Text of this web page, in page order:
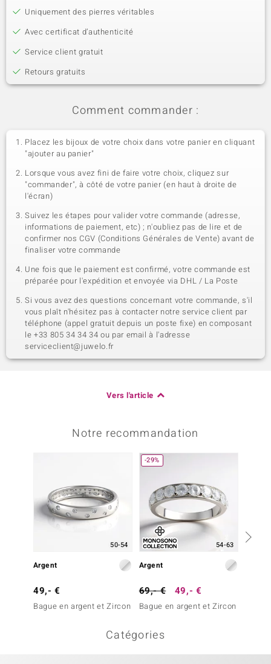
Uniquement des pierres véritables
Avec certificat d’authenticité
Service client gratuit
Retours gratuits
Comment commander :
Placez les bijoux de votre choix dans votre panier en cliquant
"ajouter au panier"
Lorsque vous avez fini de faire votre choix, cliquez sur
"commander", à côté de votre panier (en haut à droite de
l'écran)
Suivez les étapes pour valider votre commande (adresse,
informations de paiement, etc) ; n'oubliez pas de lire et de
confirmer nos CGV (Conditions Générales de Vente) avant de
finaliser votre commande
Une fois que le paiement est confirmé, votre commande est
préparée pour l'expédition et envoyée via DHL / La Poste
Si vous avez des questions concernant votre commande, s'il
vous plaît n'hésitez pas à contacter notre service client par
téléphone (appel gratuit depuis un poste fixe) en composant
le +33 805 34 34 34 ou par email à l'adresse
serviceclient@juwelo.fr
Vers l'article
Notre recommandation
50-54
Argent
49,- €
Bague en argent et Zircon
-29%
54-63
Argent
69,- € 49,- €
Bague en argent et Zircon
Catégories